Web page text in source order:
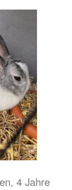
4 Jahre